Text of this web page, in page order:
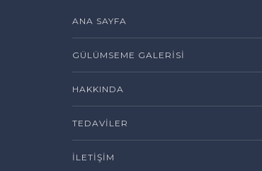
ANA SAYFA
GÜLÜMSEME GALERISI
HAKKINDA
TEDAVILER
İLETIŞIM